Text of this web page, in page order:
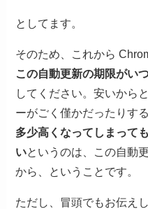
としてます。
そのため、これから
この自動更新の期限がい
してください。安いから
ーがごく僅かだったりす
多少高くなってしまって
いというのは、この自動
から、ということです。
ただし、冒頭でもお伝え